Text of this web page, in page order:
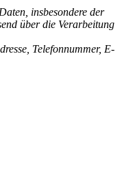
insbesondere der
über die Verarbeitung
Telefonnummer, E-